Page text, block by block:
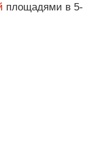
площадями в 5-